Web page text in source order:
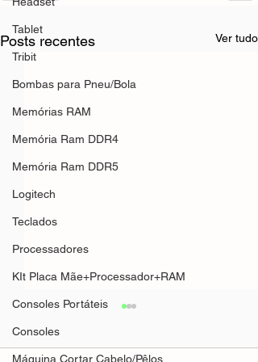
Tablet
Tribit
Bombas para Pneu/Bola
Memórias RAM
Memória Ram DDR4
Memória Ram DDR5
Logitech
Teclados
Processadores
KIt Placa Mãe+Processador+RAM
Consoles Portáteis
Consoles
Máquina Cortar Cabelo/Pêlos
Posts recentes Ver tudo